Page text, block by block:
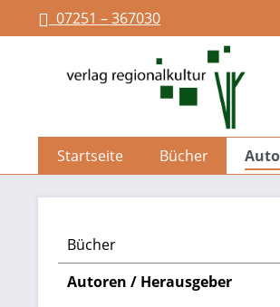
Zur Hauptnavigation
07251 – 367030
Startseite Bücher
Bücher
Autoren / Herausgeber